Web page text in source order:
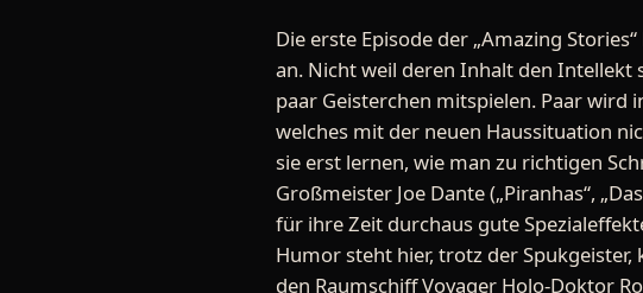
Die erste Episode der „Amazing
an. Nicht weil deren Inhalt den Intellekt
paar Geisterchen mitspielen. Paar wird
welches mit der neuen Haussituation
sie erst lernen, wie man zu richtigen
Großmeister Joe Dante („Piranhas“,
für ihre Zeit durchaus gute
Humor steht hier, trotz der
den Raumschiff Voyager Holo-Doktor